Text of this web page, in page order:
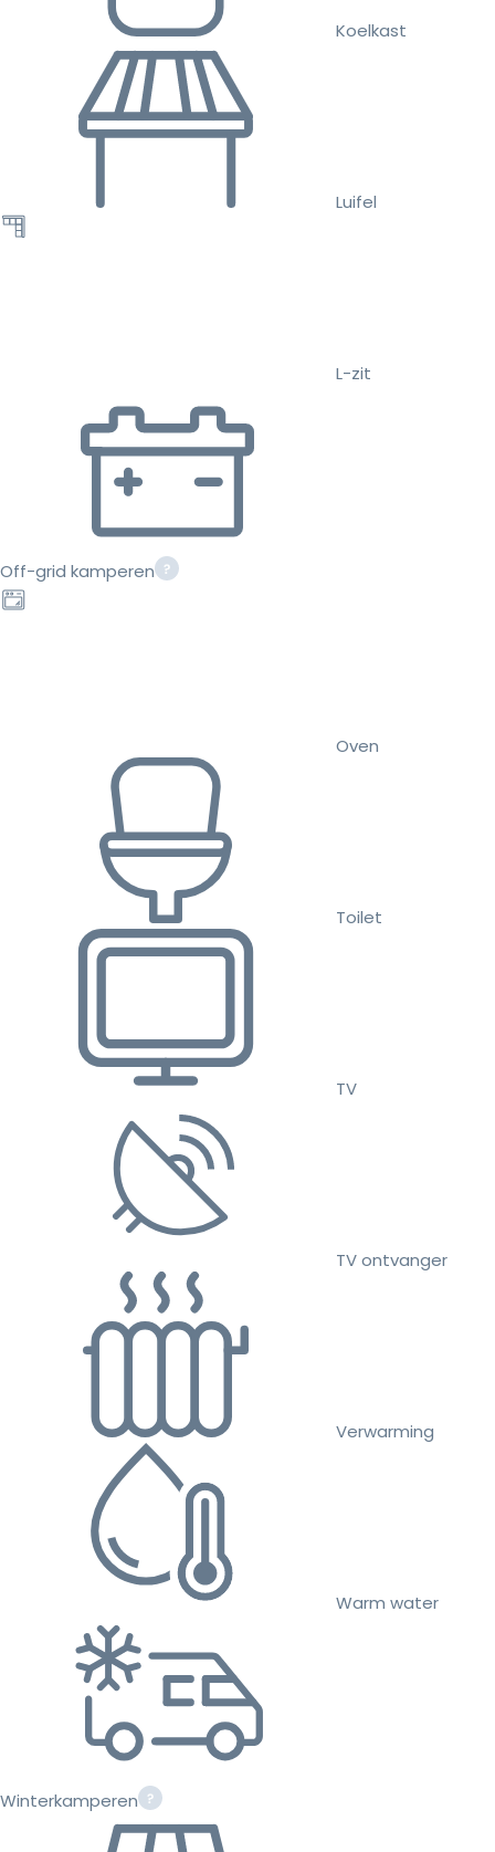
Koelkast
Luifel
L-zit
Off-grid kamperen
Oven
Toilet
TV
TV ontvanger
Verwarming
Warm water
Winterkamperen